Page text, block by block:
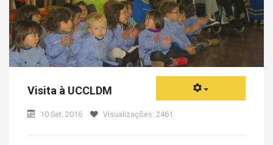
Visita à UCCLDM
10 Set. 2016 Visualizações: 2461